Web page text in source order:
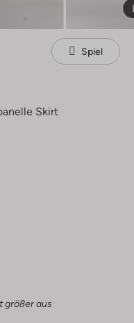
Spiel
Skirt
größer aus